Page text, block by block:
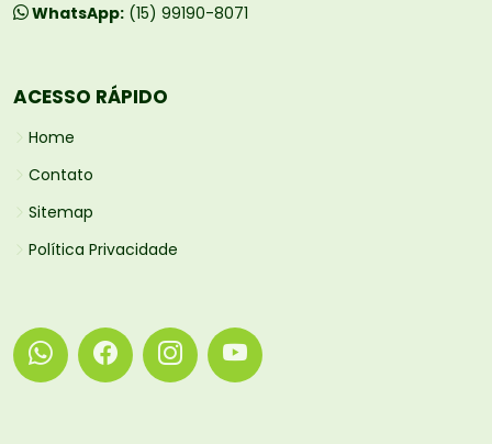
WhatsApp: (15) 99190-8071
ACESSO RÁPIDO
Home
Contato
Sitemap
Política Privacidade